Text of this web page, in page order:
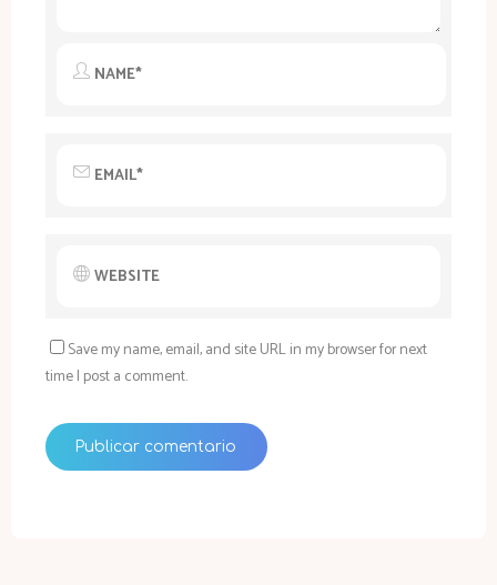
Save my name, email, and site URL in my browser for next
time I post a comment.